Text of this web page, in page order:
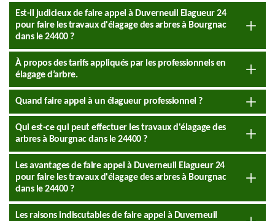
Est-il judicieux de faire appel à Duverneuil Elagueur 24
pour faire les travaux d'élagage des arbres à Bourgnac
dans le 24400 ?
À propos des tarifs appliqués par les professionnels en
élagage d’arbre.
Quand faire appel à un élagueur professionnel ?
Qui est-ce qui peut effectuer les travaux d'élagage des
arbres à Bourgnac dans le 24400 ?
Les avantages de faire appel à Duverneuil Elagueur 24
pour faire les travaux d'élagage des arbres à Bourgnac
dans le 24400 ?
Les raisons indiscutables de faire appel à Duverneuil